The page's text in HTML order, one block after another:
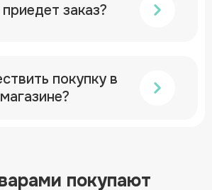
заказ?
покупку в
покупают